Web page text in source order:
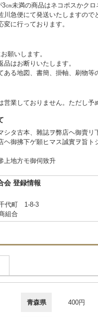
未満の商品はネコポスかクロ
川急便にて発送いたしますので
に行っております。
願いします。
はお断りいたします。
る地図、書簡、掛軸、刷物等
営業しておりません。ただし予
シタ古本、雜誌ヲ弊店ヘ御賣
ヘ御拂下ゲ願ヒマス誠實ヲ旨
上地方モ御伺致升
会 登録情報
千代町 1-8-3
組合
青森県 400円